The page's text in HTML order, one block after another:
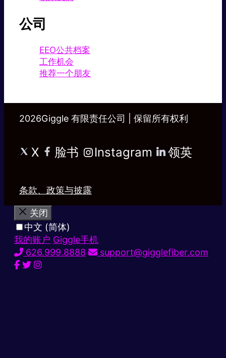
公司
EEO公共档案
工作机会
推荐一个朋友
2026Giggle 有限责任公司 | 保留所有权利
X 脸书 Instagram 领英
条款、政策与披露
关闭
中文 (简体)
我的账户 Giggle手机
626.999.8888
support@gigglefiber.com